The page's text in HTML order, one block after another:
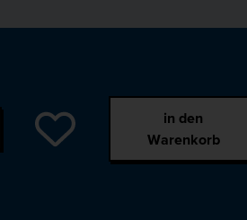
in den
Warenkorb